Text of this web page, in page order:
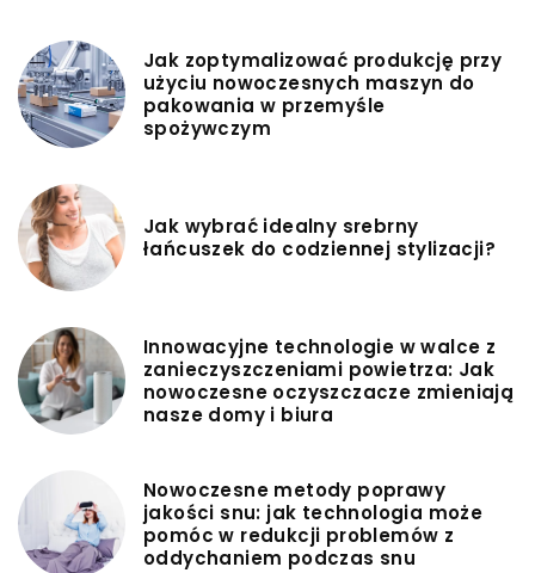
Jak zoptymalizować produkcję przy
użyciu nowoczesnych maszyn do
pakowania w przemyśle
spożywczym
Jak wybrać idealny srebrny
łańcuszek do codziennej stylizacji?
Innowacyjne technologie w walce z
zanieczyszczeniami powietrza: Jak
nowoczesne oczyszczacze zmieniają
nasze domy i biura
Nowoczesne metody poprawy
jakości snu: jak technologia może
pomóc w redukcji problemów z
oddychaniem podczas snu